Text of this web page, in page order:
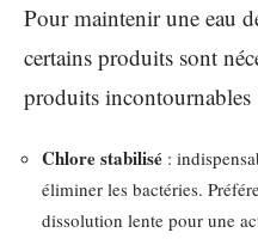
Pour maintenir une eau
certains produits sont
produits incontournables
Chlore stabilisé :
éliminer les bactéries.
dissolution lente pour une